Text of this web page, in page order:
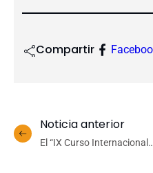
Compartir
Noticia anterior
El “IX Curso Internacional